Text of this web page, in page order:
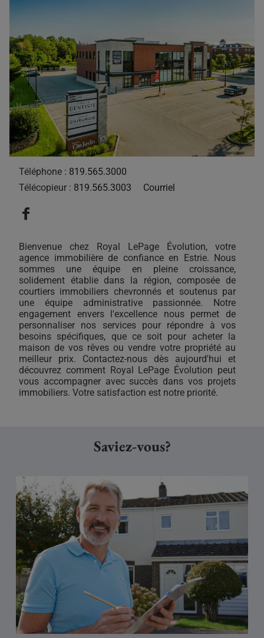
Téléphone : 819.565.3000
Télécopieur : 819.565.3003 Courriel
Bienvenue chez Royal LePage Évolution, votre
agence immobilière de confiance en Estrie. Nous
sommes une équipe en pleine croissance,
solidement établie dans la région, composée de
courtiers immobiliers chevronnés et soutenus par
une équipe administrative passionnée. Notre
engagement envers l'excellence nous permet de
personnaliser nos services pour répondre à vos
besoins spécifiques, que ce soit pour acheter la
maison de vos rêves ou vendre votre propriété au
meilleur prix. Contactez-nous dès aujourd'hui et
découvrez comment Royal LePage Évolution peut
vous accompagner avec succès dans vos projets
immobiliers. Votre satisfaction est notre priorité.
Saviez-vous?